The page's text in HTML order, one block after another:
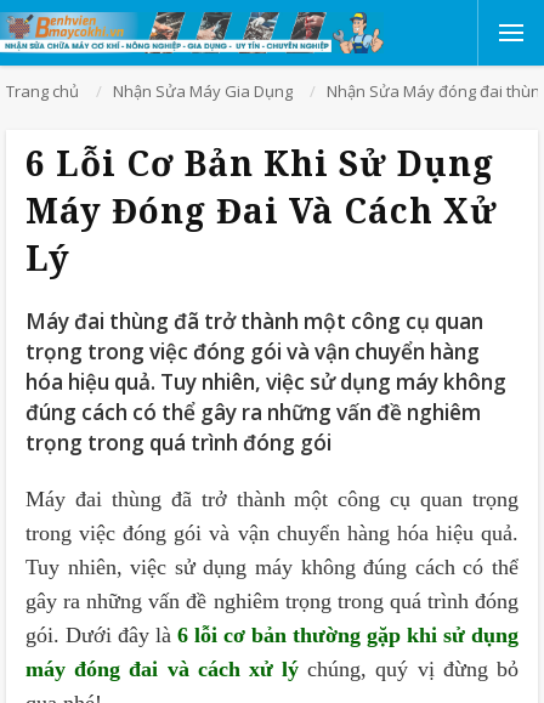
Trang chủ Nhận Sửa Máy Gia Dụng Nhận Sửa Máy đóng đai
6 Lỗi Cơ Bản Khi Sử Dụng
Máy Đóng Đai Và Cách Xử
Lý
Máy đai thùng đã trở thành một công cụ quan
trọng trong việc đóng gói và vận chuyển hàng
hóa hiệu quả. Tuy nhiên, việc sử dụng máy không
đúng cách có thể gây ra những vấn đề nghiêm
trọng trong quá trình đóng gói
Máy đai thùng đã trở thành một công cụ quan trọng
trong việc đóng gói và vận chuyển hàng hóa hiệu quả.
Tuy nhiên, việc sử dụng máy không đúng cách có thể
gây ra những vấn đề nghiêm trọng trong quá trình đóng
gói. Dưới đây là 6 lỗi cơ bản thường gặp khi sử dụng
máy đóng đai và cách xử lý chúng, quý vị đừng bỏ